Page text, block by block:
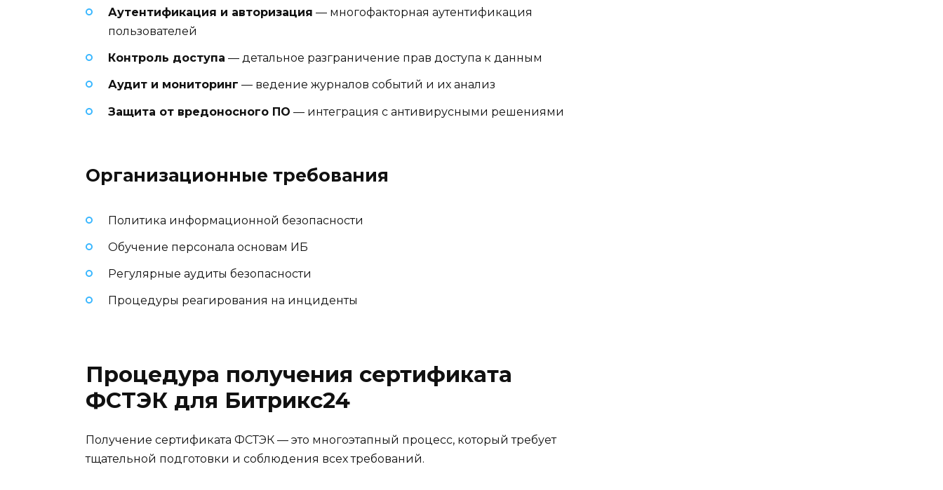
Аутентификация и авторизация — многофакторная аутентификация
пользователей
Контроль доступа — детальное разграничение прав доступа к данным
Аудит и мониторинг — ведение журналов событий и их анализ
Защита от вредоносного ПО — интеграция с антивирусными решениями
Организационные требования
Политика информационной безопасности
Обучение персонала основам ИБ
Регулярные аудиты безопасности
Процедуры реагирования на инциденты
Процедура получения сертификата
ФСТЭК для Битрикс24
Получение сертификата ФСТЭК — это многоэтапный процесс, который требует
тщательной подготовки и соблюдения всех требований.